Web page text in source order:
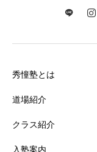
秀憧塾とは
道場紹介
クラス紹介
入塾案内